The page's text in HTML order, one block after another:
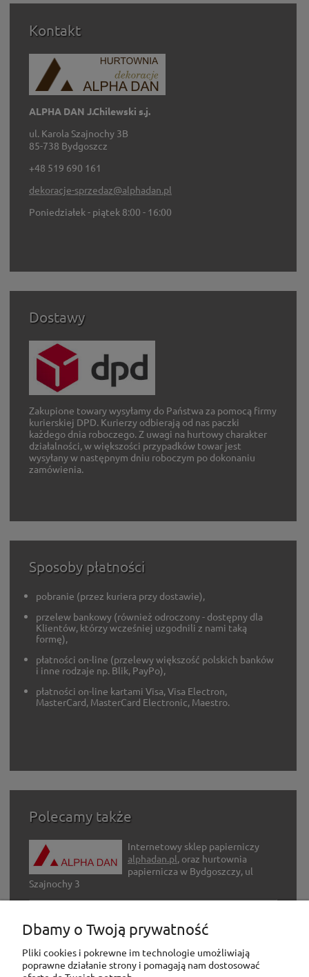
Kontakt
ALPHA DAN J.Chilewski s.j.
ul. Karola Szajnochy 3B
85-738 Bydgoszcz
+48 519 690 161
dekoracje-sprzedaz@alphadan.pl
Poniedziałek - piątek 8:00 - 16:00
Dostawy
Zakupione towary wysyłamy do Państwa za pomocą firmy
kurierskiej DPD. Kurierzy odbierają od nas paczki
każdego dnia roboczego. Z uwagi na hurtowy charakter
działalności, w większości przypadków towar jest
wysyłany w następnym dniu roboczym po dokonaniu
zamówienia.
Sposoby płatności
pobranie (przez kuriera przy dostawie),
przelew bankowy (również odroczony - dostępny dla
Klientów, którzy wcześniej uzgodnili z nami taką
formę),
płatności on-line (przelewy większość polskich banków
i inne rodzaje np. Blik, PayPo),
płatności on-line kartami Visa, Visa Electron,
MasterCard, MasterCard Electronic, Maestro.
Polecamy także
Internetowy sklep papierniczy
alphadan.pl, oraz hurtownia
papiernicza w Bydgoszczy, ul
Szajnochy 3
hobbystycznymiadh-hobby.com
Dbamy o Twoją prywatność
Pliki cookies i pokrewne im technologie umożliwiają
poprawne działanie strony i pomagają nam dostosować